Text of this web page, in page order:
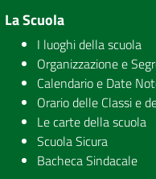
La Scuola
I luoghi della scuola
Organizzazione e
Calendario e Date
Orario delle Classi e
Le carte della scuola
Scuola Sicura
Bacheca Sindacale